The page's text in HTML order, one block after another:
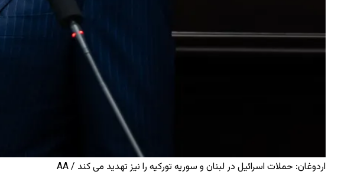
اردوغان: حملات اسرائیل در لبنان و سوریه تورکیه را نیز تهدید می ‌کند / AA